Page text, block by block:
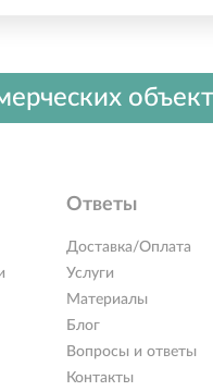
Ответы
Доставка/Оплата
Услуги
Материалы
Блог
Вопросы и ответы
Контакты